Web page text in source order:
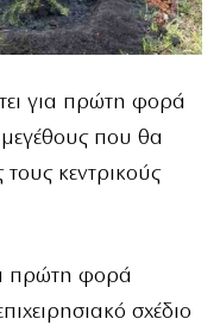
για πρώτη φορά
μεγέθους που θα
τους κεντρικούς
πρώτη φορά
σχέδιο